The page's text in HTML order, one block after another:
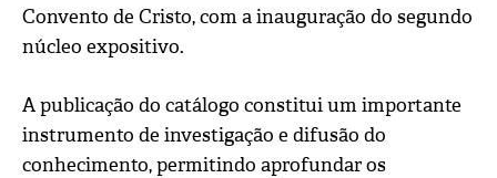
Convento de Cristo, com a inauguração do segundo
núcleo expositivo.
A publicação do catálogo constitui um importante
instrumento de investigação e difusão do
conhecimento, permitindo aprofundar os